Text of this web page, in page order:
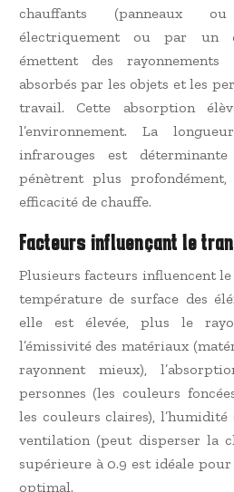
chauffants (panneaux
électriquement ou par un
émettent des
absorbés par les objets et les
travail. Cette absorption
l’environnement. La
infrarouges est
pénètrent plus
efficacité de chauffe.
Facteurs influençant le
Plusieurs facteurs influencent
température de surface des
elle est élevée, plus le
l’émissivité des matériaux
rayonnent mieux),
personnes (les couleurs
les couleurs claires),
ventilation (peut disperser la
supérieure à 0.9 est idéale
optimal.